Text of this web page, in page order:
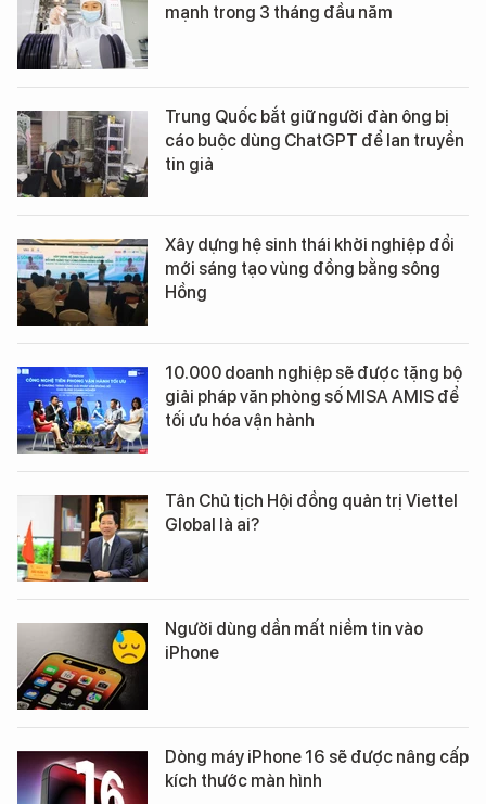
mạnh trong 3 tháng đầu năm
Trung Quốc bắt giữ người đàn ông bị
cáo buộc dùng ChatGPT để lan truyền
tin giả
Xây dựng hệ sinh thái khởi nghiệp đổi
mới sáng tạo vùng đồng bằng sông
Hồng
10.000 doanh nghiệp sẽ được tặng bộ
giải pháp văn phòng số MISA AMIS để
tối ưu hóa vận hành
Tân Chủ tịch Hội đồng quản trị Viettel
Global là ai?
Người dùng dần mất niềm tin vào
iPhone
Dòng máy iPhone 16 sẽ được nâng cấp
kích thước màn hình